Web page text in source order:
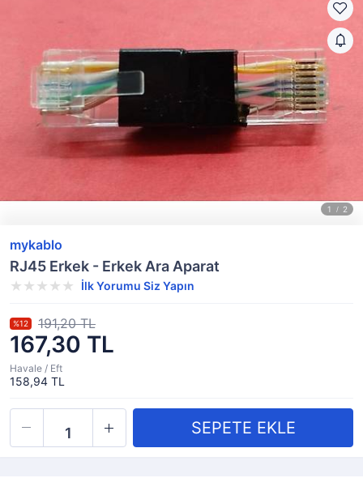
mykablo
RJ45 Erkek - Erkek Ara Aparat
İlk Yorumu Siz Yapın
167,30 TL
%12 191,20 TL
Havale / Eft
158,94 TL